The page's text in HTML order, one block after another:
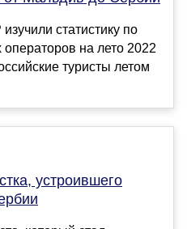
статистику по
на лето 2022
туристы летом
устроившего